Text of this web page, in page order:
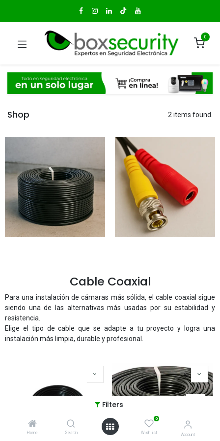
Filters
Home Search
0
Wishlist Account
0
Shop 2 items found.
Cable Coaxial
Para una instalación de cámaras más sólida, el cable coaxial sigue
siendo una de las alternativas más usadas por su estabilidad y
resistencia.
Elige el tipo de cable que se adapte a tu proyecto y logra una
instalación más limpia, durable y profesional.